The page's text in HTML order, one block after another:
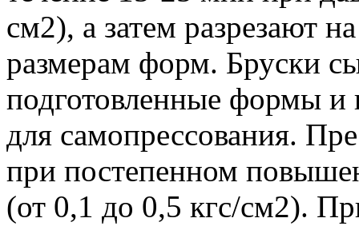
см2), а затем разрезают
размерам форм. Бруски
подготовленные формы
для самопрессования.
при постепенном
(от 0,1 до 0,5 кгс/см2).